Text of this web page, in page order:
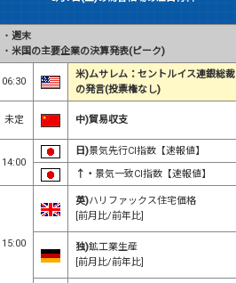
・ 週末
・ 米国の主要企業の決算発表(ピーク)
06:30
米)ムサレム：セントルイス連銀総裁
の発言(投票権なし)
未定 中)貿易収支
14:00
日)景気先行CI指数【速報値】
↑・ 景気一致CI指数【速報値】
15:00
英)ハリファックス住宅価格
[前月比/前年比]
独)鉱工業生産
[前月比/前年比]